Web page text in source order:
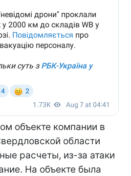
объекте компании в
области
расчеты, из-за атаки
На объекте была